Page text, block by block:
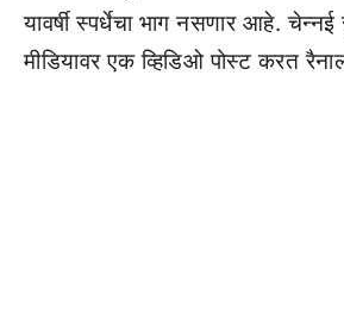
यावर्षी स्पर्धेचा भाग नसणार आहे.
मीडियावर एक व्हिडिओ पोस्ट करत